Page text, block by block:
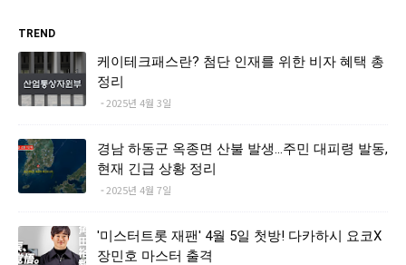
TREND
케이테크패스란? 첨단 인재를 위한 비자 혜택 총
정리
2025년 4월 3일
경남 하동군 옥종면 산불 발생…주민 대피령 발동,
현재 긴급 상황 정리
2025년 4월 7일
'미스터트롯 재팬' 4월 5일 첫방! 다카하시 요코X
장민호 마스터 출격